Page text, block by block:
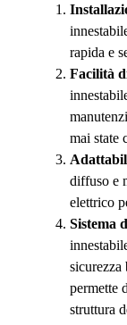
rapida e
Facilità
mai state
diffuso e
elettrico
Sistema
sicurezza
permette
struttura